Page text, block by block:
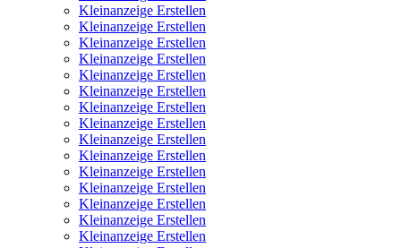
Kleinanzeige Erstellen
Kleinanzeige Erstellen
Kleinanzeige Erstellen
Kleinanzeige Erstellen
Kleinanzeige Erstellen
Kleinanzeige Erstellen
Kleinanzeige Erstellen
Kleinanzeige Erstellen
Kleinanzeige Erstellen
Kleinanzeige Erstellen
Kleinanzeige Erstellen
Kleinanzeige Erstellen
Kleinanzeige Erstellen
Kleinanzeige Erstellen
Kleinanzeige Erstellen